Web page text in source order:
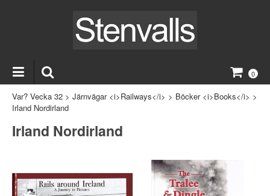
0
Var? Vecka 32 > Järnvägar <i>Railways</i> > Böcker <i>Books</i> >
Irland Nordirland
Irland Nordirland